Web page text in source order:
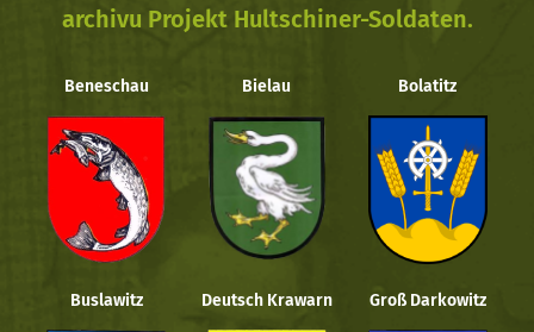
archivu Projekt Hultschiner-Soldaten.
Beneschau Bielau Bolatitz
Buslawitz Deutsch Krawarn Groß Darkowitz